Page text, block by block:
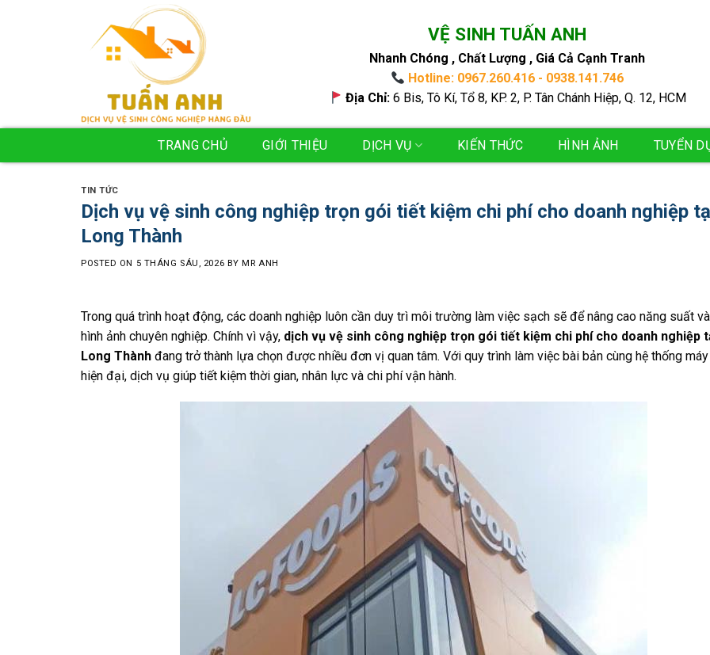
VỆ SINH TUẤN ANH
Nhanh Chóng , Chất Lượng , Giá Cả Cạnh Tranh
Hotline: 0967.260.416 - 0938.141.746
Địa Chỉ:6 Bis, Tô Kí, Tổ 8, KP. 2, P. Tân Chánh Hiệp, Q. 12, HCM
TRANG CHỦ GIỚI THIỆU DỊCH VỤ KIẾN THỨC HÌNH ẢNH TUYỂN
TIN TỨC
Dịch vụ vệ sinh công nghiệp trọn gói tiết kiệm chi phí cho doanh nghiệp
Long Thành
POSTED ON 5 THÁNG SÁU, 2026 BYMR ANH
Trong quá trình hoạt động, các doanh nghiệp luôn cần duy trì môi trường làm việc sạch sẽ để nâng cao năng suất
hình ảnh chuyên nghiệp. Chính vì vậy, dịch vụ vệ sinh công nghiệp trọn gói tiết kiệm chi phí cho doanh nghiệp
Long Thành đang trở thành lựa chọn được nhiều đơn vị quan tâm. Với quy trình làm việc bài bản cùng hệ thống
hiện đại, dịch vụ giúp tiết kiệm thời gian, nhân lực và chi phí vận hành.